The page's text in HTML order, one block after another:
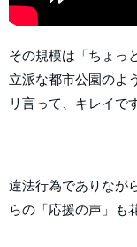
その規模は「ちょっ
立派な都市公園のよ
リ言って、キレイで
違法行為でありなが
らの「応援の声」も